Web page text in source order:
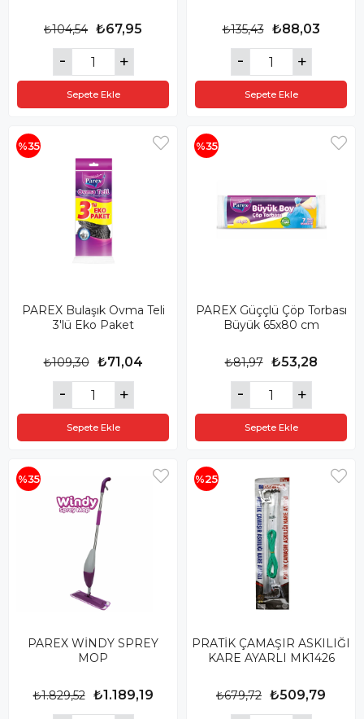
₺67,95
₺104,54
Sepete Ekle
₺88,03
₺135,43
Sepete Ekle
PAREX Bulaşık Ovma Teli
3'lü Eko Paket
₺71,04
₺109,30
Sepete Ekle
%35
PAREX Güççlü Çöp Torbası
Büyük 65x80 cm
₺53,28
₺81,97
Sepete Ekle
%35
PAREX WİNDY SPREY
MOP
₺1.189,19
₺1.829,52
%35
PRATİK ÇAMAŞIR ASKILIĞI
KARE AYARLI MK1426
₺509,79
₺679,72
%25